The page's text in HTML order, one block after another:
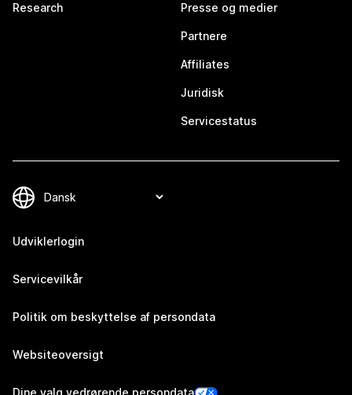
Research Presse og medier
Partnere
Affiliates
Juridisk
Servicestatus
Udviklerlogin
Servicevilkår
Politik om beskyttelse af persondata
Websiteoversigt